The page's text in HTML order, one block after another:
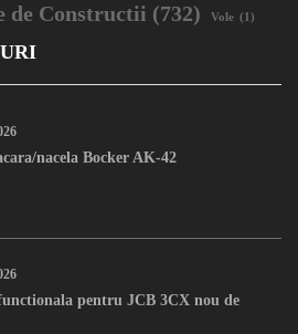
de Constructii (732) Vole (1)
nacela Bocker AK-42
pentru JCB 3CX nou de